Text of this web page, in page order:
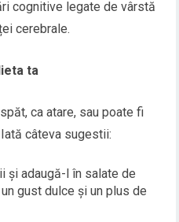
cognitive legate de vârstă
cerebrale.
ta
ca atare, sau poate fi
câteva sugestii:
și adaugă-l în salate de
gust dulce și un plus de